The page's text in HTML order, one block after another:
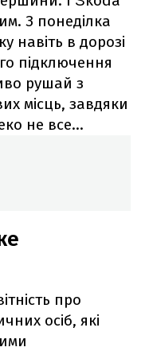
З понеділка
навіть в дорозі
підключення
рушай з
місць, завдяки
не все…
про
осіб, які